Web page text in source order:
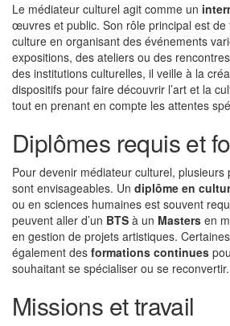
Le médiateur culturel agit comme un
œuvres et public. Son rôle principal est de
culture en organisant des événements
expositions, des ateliers ou des
des institutions culturelles, il veille à la
dispositifs pour faire découvrir l’art et la
tout en prenant en compte les attentes
Diplômes requis et
Pour devenir médiateur culturel,
sont envisageables. Un diplôme en
ou en sciences humaines est souvent
peuvent aller d’un BTS à un Masters en
en gestion de projets artistiques.
également des formations continues
souhaitant se spécialiser ou se reconvertir.
Missions et travail